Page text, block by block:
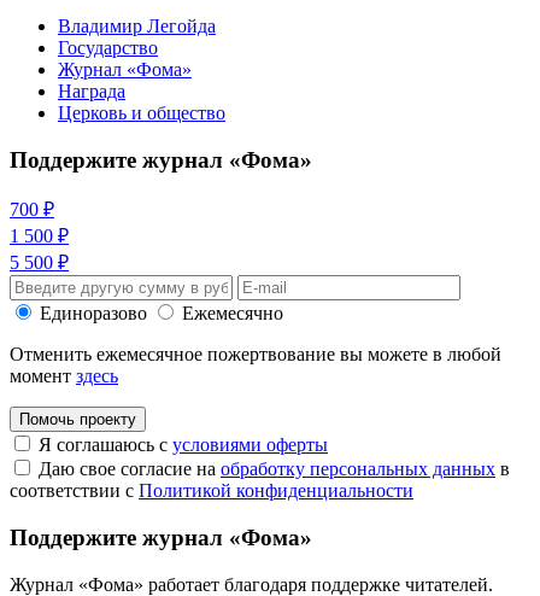
Владимир Легойда
Государство
Журнал «Фома»
Награда
Церковь и общество
Поддержите журнал «Фома»
700 ₽
1 500 ₽
5 500 ₽
Единоразово
Ежемесячно
Отменить ежемесячное пожертвование вы можете в любой
момент здесь
Помочь проекту
Я соглашаюсь с условиями оферты
Даю свое согласие на обработку персональных данных в
соответствии с Политикой конфиденциальности
Поддержите журнал «Фома»
Журнал «Фома» работает благодаря поддержке читателей.